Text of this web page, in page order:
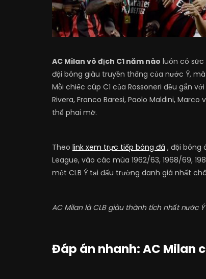
AC Milan vô địch C1 năm nào luôn có sức
đội bóng giàu truyền thống của nước Ý,
Mỗi chiếc cúp C1 của Rossoneri đều gắn
Rivera, Franco Baresi, Paolo Maldini,
thể phai mờ.
Theo link xem trực tiếp bóng đá , đội bóng
League, vào các mùa 1962/63, 1968/69,
một CLB Ý tại đấu trường danh giá nhất
AC Milan là CLB giàu thành tích nhất nước
Đáp án nhanh: AC Milan